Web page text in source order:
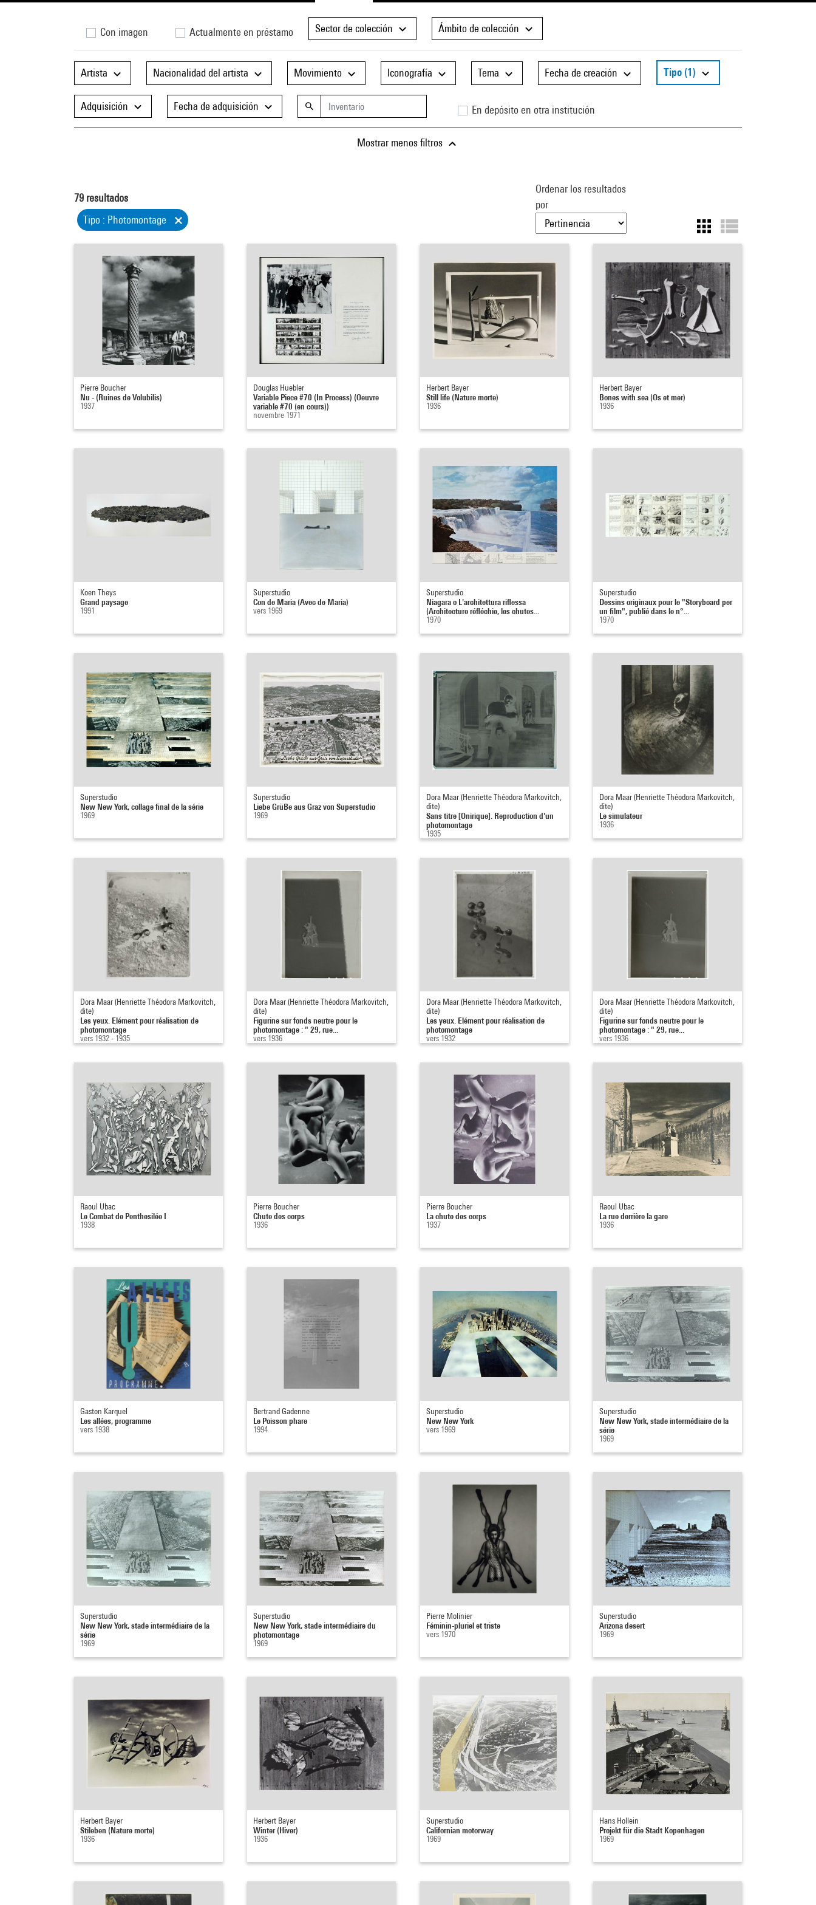
Con imagen Actualmente en préstamo Sector de colección Ámbito de colección
Artista Nacionalidad del artista Movimiento Iconografía Tema Fecha de creación Tipo (1)
Adquisición Fecha de adquisición En depósito en otra institución
Mostrar menos filtros
79 resultados
Tipo : Photomontage
Ordenar los resultados
por
Pierre Boucher
Nu - (Ruines de Volubilis)
1937
Douglas Huebler
Variable Piece #70 (In Process) (Oeuvre
variable #70 (en cours))
novembre 1971
Herbert Bayer
Still life (Nature morte)
1936
Herbert Bayer
Bones with sea (Os et mer)
1936
Koen Theys
Grand paysage
1991
Superstudio
Con de Maria (Avec de Maria)
vers 1969
Superstudio
Niagara o L'architettura riflessa
(Architecture réfléchie, les chutes...
1970
Superstudio
Dessins originaux pour le "Storyboard per
un film", publié dans le n°...
1970
Superstudio
New New York, collage final de la série
1969
Superstudio
Liebe GrüBe aus Graz von Superstudio
1969
Dora Maar (Henriette Théodora Markovitch,
dite)
Sans titre [Onirique]. Reproduction d'un
photomontage
1935
Dora Maar (Henriette Théodora Markovitch,
dite)
Le simulateur
1936
Dora Maar (Henriette Théodora Markovitch,
dite)
Les yeux. Elément pour réalisation de
photomontage
vers 1932 - 1935
Dora Maar (Henriette Théodora Markovitch,
dite)
Figurine sur fonds neutre pour le
photomontage : " 29, rue...
vers 1936
Dora Maar (Henriette Théodora Markovitch,
dite)
Les yeux. Elément pour réalisation de
photomontage
vers 1932
Dora Maar (Henriette Théodora Markovitch,
dite)
Figurine sur fonds neutre pour le
photomontage : " 29, rue...
vers 1936
Raoul Ubac
Le Combat de Penthesilée I
1938
Pierre Boucher
Chute des corps
1936
Pierre Boucher
La chute des corps
1937
Raoul Ubac
La rue derrière la gare
1936
Gaston Karquel
Les allées, programme
vers 1938
Bertrand Gadenne
Le Poisson phare
1994
Superstudio
New New York
vers 1969
Superstudio
New New York, stade intermédiaire de la
série
1969
Superstudio
New New York, stade intermédiaire de la
série
1969
Superstudio
New New York, stade intermédiaire du
photomontage
1969
Pierre Molinier
Féminin-pluriel et triste
vers 1970
Superstudio
Arizona desert
1969
Herbert Bayer
Stileben (Nature morte)
1936
Herbert Bayer
Winter (Hiver)
1936
Superstudio
Californian motorway
1969
Hans Hollein
Projekt für die Stadt Kopenhagen
1969